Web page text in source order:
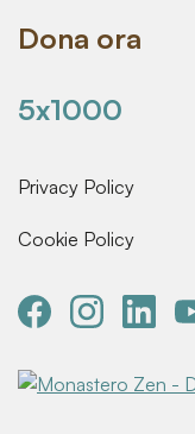
Dona ora
5x1000
Privacy Policy
Cookie Policy